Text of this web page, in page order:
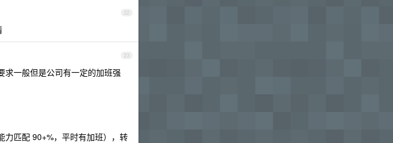
22
23
求一般但是公司有一定的加班强
力匹配 90+%，平时有加班），转